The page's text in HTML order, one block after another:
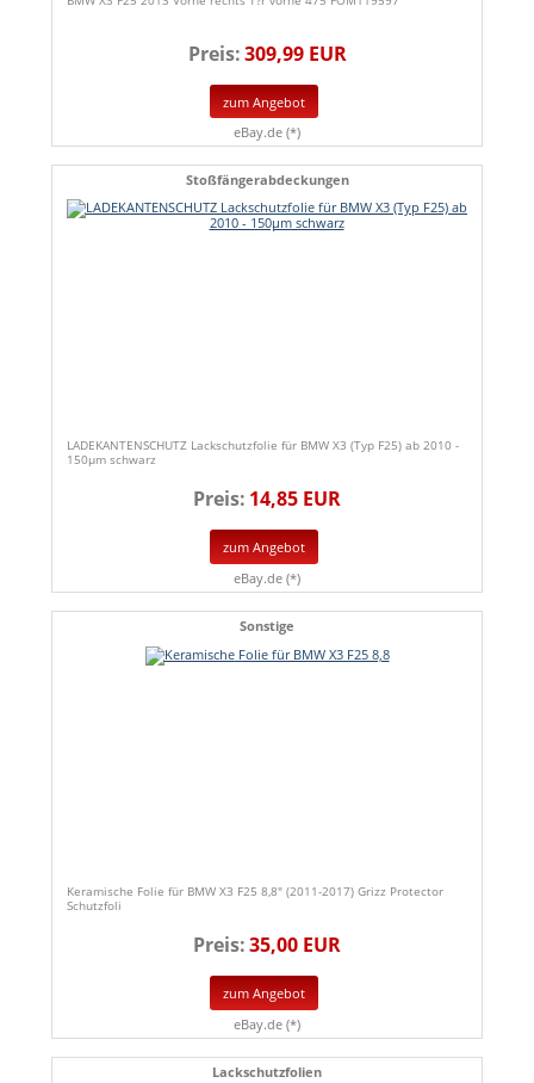
Preis:309,99 EUR
zum Angebot
eBay.de (*)
Stoßfängerabdeckungen
LADEKANTENSCHUTZ Lackschutzfolie für BMW X3 (Typ F25) ab 2010 -
150µm schwarz
Preis: 14,85 EUR
zum Angebot
eBay.de (*)
Sonstige
Keramische Folie für BMW X3 F25 8,8" (2011-2017) Grizz Protector
Schutzfoli
Preis:35,00 EUR
zum Angebot
eBay.de (*)
Lackschutzfolien